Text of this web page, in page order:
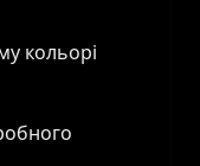
може
пристроєм
зазвичай
кольорі